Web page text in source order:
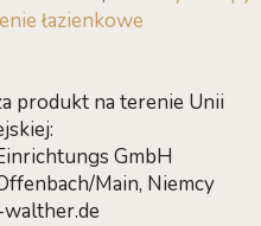
łazienkowe
produkt na terenie Unii
GmbH
Main, Niemcy